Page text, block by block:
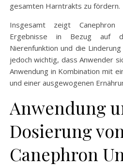
gesamten Harntrakts zu fördern.
Insgesamt zeigt Canephron
Ergebnisse in Bezug auf
Nierenfunktion und die
jedoch wichtig, dass Anwender
Anwendung in Kombination mit
und einer ausgewogenen
Anwendung
Dosierung
Canephron